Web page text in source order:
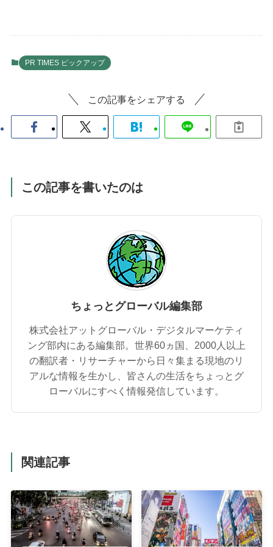
PR TIMES ピックアップ
この記事をシェアする
この記事を書いたのは
ちょっとグローバル編集部
株式会社アットグローバル・デジタルマーケティ
ング部内にある編集部。世界60ヵ国、2000人以上
の翻訳者・リサーチャーから日々集まる現地のリ
アルな情報を生かし、皆さんの生活をちょっとグ
ローバルにすべく情報発信しています。
関連記事